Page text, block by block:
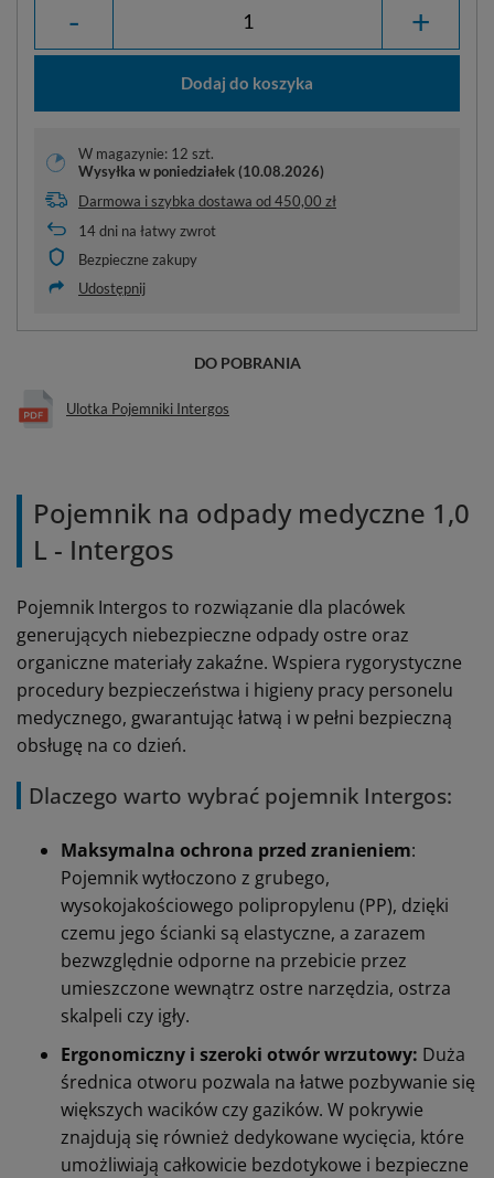
- +
Dodaj do koszyka
W magazynie: 12 szt.
Wysyłka w poniedziałek (10.08.2026)
Darmowa i szybka dostawa od450,00 zł
14dni na łatwy zwrot
Bezpieczne zakupy
Udostępnij
DO POBRANIA
Ulotka Pojemniki Intergos
Pojemnik na odpady medyczne 1,0
L - Intergos
Pojemnik Intergos to rozwiązanie dla placówek
generujących niebezpieczne odpady ostre oraz
organiczne materiały zakaźne. Wspiera rygorystyczne
procedury bezpieczeństwa i higieny pracy personelu
medycznego, gwarantując łatwą i w pełni bezpieczną
obsługę na co dzień.
Dlaczego warto wybrać pojemnik Intergos:
Maksymalna ochrona przed zranieniem:
Pojemnik wytłoczono z grubego,
wysokojakościowego polipropylenu (PP), dzięki
czemu jego ścianki są elastyczne, a zarazem
bezwzględnie odporne na przebicie przez
umieszczone wewnątrz ostre narzędzia, ostrza
skalpeli czy igły.
Ergonomiczny i szeroki otwór wrzutowy: Duża
średnica otworu pozwala na łatwe pozbywanie się
większych wacików czy gazików. W pokrywie
znajdują się również dedykowane wycięcia, które
umożliwiają całkowicie bezdotykowe i bezpieczne